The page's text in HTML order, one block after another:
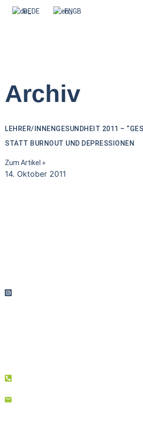
DE EN
Archiv
LEHRER/INNENGESUNDHEIT 2011 –
STATT BURNOUT UND DEPRESSIONEN
Zum Artikel »
14. Oktober 2011